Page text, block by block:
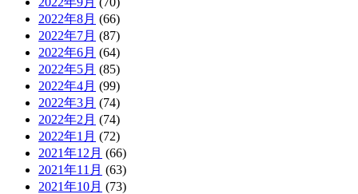
2022年8月 (66)
2022年7月 (87)
2022年6月 (64)
2022年5月 (85)
2022年4月 (99)
2022年3月 (74)
2022年2月 (74)
2022年1月 (72)
2021年12月 (66)
2021年11月 (63)
2021年10月 (73)